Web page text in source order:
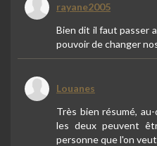
rayane2005
Bien dit il faut passer
pouvoir de changer
Louanes
Très bien résumé,
les deux peuvent
personne que l'on